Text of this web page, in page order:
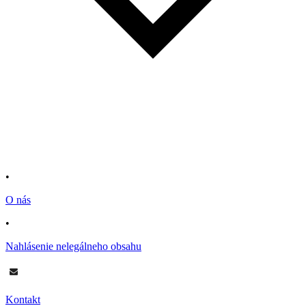
•
O nás
•
Nahlásenie nelegálneho obsahu
Kontakt